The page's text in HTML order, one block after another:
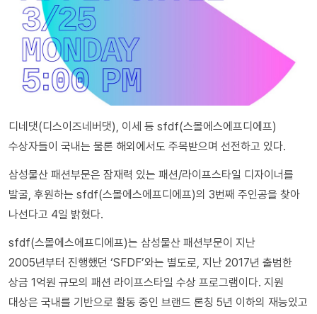
디네댓(디스이즈네버댓), 이세 등 sfdf(스몰에스에프디에프)
수상자들이 국내는 물론 해외에서도 주목받으며 선전하고 있다.
삼성물산 패션부문은 잠재력 있는 패션/라이프스타일 디자이너를
발굴, 후원하는 sfdf(스몰에스에프디에프)의 3번째 주인공을 찾아
나선다고 4일 밝혔다.
sfdf(스몰에스에프디에프)는 삼성물산 패션부문이 지난
2005년부터 진행했던 ‘SFDF’와는 별도로, 지난 2017년 출범한
상금 1억원 규모의 패션 라이프스타일 수상 프로그램이다. 지원
대상은 국내를 기반으로 활동 중인 브랜드 론칭 5년 이하의 재능있고